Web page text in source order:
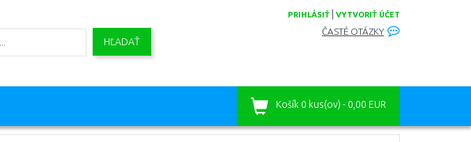
PRIHLÁSIŤ VYTVORIŤ ÚČET
ČASTÉ OTÁZKY
HĽADAŤ
Košík 0 kus(ov) - 0,00 EUR